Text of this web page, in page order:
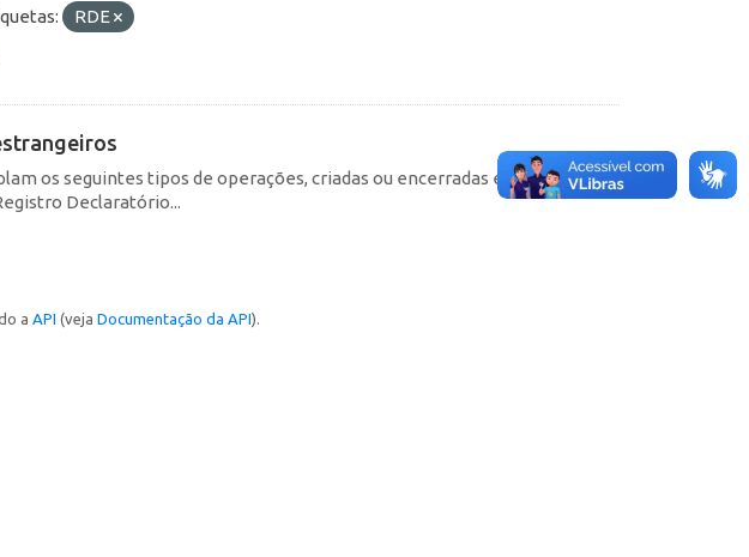
RDE
os seguintes tipos de operações, criadas ou encerradas em cada
Declaratório...
a API (veja Documentação da API).